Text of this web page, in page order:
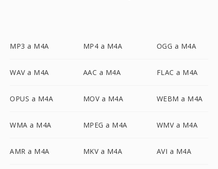
MP3 a M4A MP4 a M4A OGG a M4A
WAV a M4A AAC a M4A FLAC a M4A
OPUS a M4A MOV a M4A WEBM a M4A
WMA a M4A MPEG a M4A WMV a M4A
AMR a M4A MKV a M4A AVI a M4A